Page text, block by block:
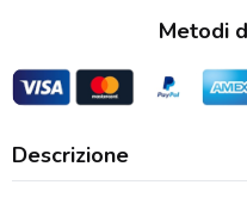
Metodi
Descrizione